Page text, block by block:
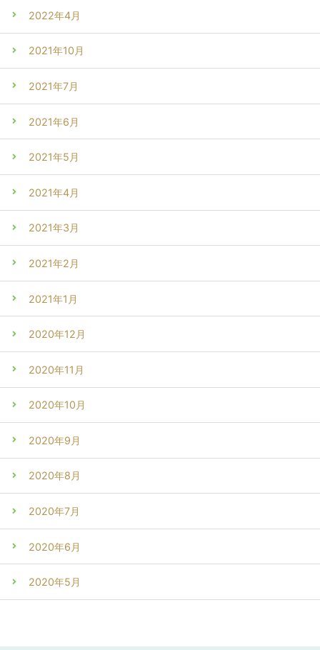
2022年4月
2021年10月
2021年7月
2021年6月
2021年5月
2021年4月
2021年3月
2021年2月
2021年1月
2020年12月
2020年11月
2020年10月
2020年9月
2020年8月
2020年7月
2020年6月
2020年5月